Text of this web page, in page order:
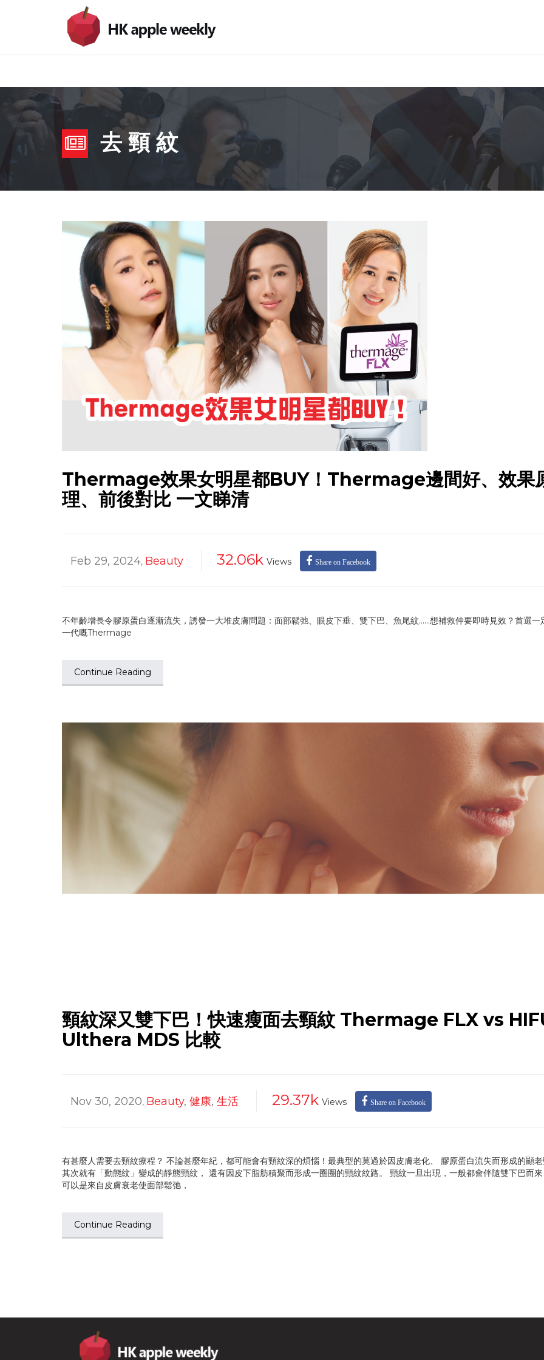
去 頸 紋
Thermage效果女明星都BUY！Thermage邊間好、效果
理、前後對比 一文睇清
Feb 29, 2024, Beauty 32.06k Views Share on Facebook
不年齡增長令膠原蛋白逐漸流失，誘發一大堆皮膚問題：面部鬆弛、眼皮下垂、雙下巴、魚尾紋……想補救仲要即時見效？首選一
一代嘅Thermage
Continue Reading
頸紋深又雙下巴！快速瘦面去頸紋 Thermage FLX vs
Ulthera MDS 比較
Nov 30, 2020, Beauty, 健康, 生活 29.37k Views Share on Facebook
有甚麼人需要去頸紋療程？ 不論甚麼年紀，都可能會有頸紋深的煩惱！最典型的莫過於因皮膚老化、 膠原蛋白流失而形成的顯
其次就有「動態紋」變成的靜態頸紋， 還有因皮下脂肪積聚而形成一圈圈的頸紋紋路。 頸紋一旦出現，一般都會伴隨雙下巴而
可以是來自皮膚衰老使面部鬆弛，
Continue Reading